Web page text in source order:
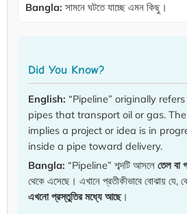
Bangla: সামনে ঘটতে যাচ্ছে এমন কিছু।
Did You Know?
English: “Pipeline” originally
pipes that transport oil or gas.
implies a project or idea is in
inside a pipe toward delivery.
Bangla: “Pipeline” শব্দটি আসলে তেল বা
থেকে এসেছে। এখানে প্রতীকীভাবে বোঝায় যে,
এখনো প্রস্তুতির মধ্যে আছে।